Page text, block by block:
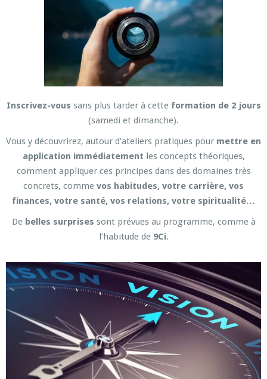
Inscrivez-vous sans plus tarder à cette formation de 2 jours
(samedi et dimanche).
Vous y découvrirez, autour d’ateliers pratiques pour mettre en
application immédiatement les concepts théoriques,
comment appliquer ces principes dans des domaines très
concrets, comme vos habitudes, votre carrière, vos
finances, votre santé, vos relations, votre spiritualité…
De belles surprises sont prévues au programme, comme à
l’habitude de 9Ci.